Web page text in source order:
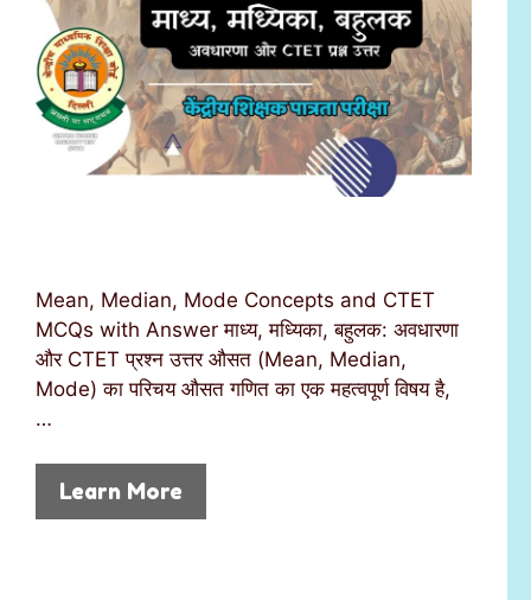
Mean, Median, Mode Concepts and CTET
MCQs with Answer माध्य, मध्यिका, बहुलक: अवधारणा
और CTET प्रश्न उत्तर औसत (Mean, Median,
Mode) का परिचय औसत गणित का एक महत्वपूर्ण विषय है,
…
Learn More